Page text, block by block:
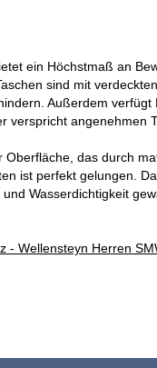
ein Höchstmaß an
sind mit
Außerdem
verspricht
das durch
ist perfekt gelungen.
Wasserdichtigkeit
- Wellensteyn Herren